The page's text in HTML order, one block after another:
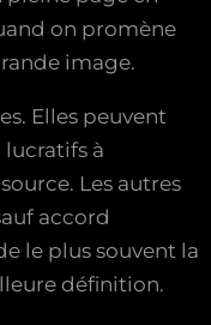
on promène
image.
Elles peuvent
à
Les autres
accord
le plus souvent la
définition.